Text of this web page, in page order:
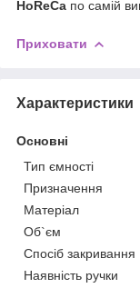
HoReCa по самій
Приховати
Характеристики
Основні
Тип ємності
Призначення
Матеріал
Об`єм
Спосіб закривання
Наявність ручки